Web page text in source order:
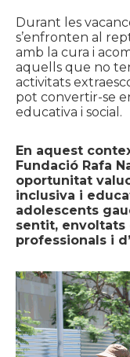
Durant les
s’enfronten al
amb la cura i
aquells que no
activitats
pot convertir-se
educativa i social.
En aquest
Fundació Rafa
oportunitat
inclusiva i
adolescents
sentit, envoltats
professionals i